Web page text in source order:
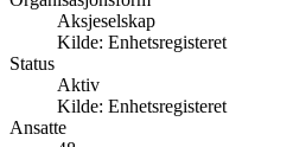
Aksjeselskap
Kilde: Enhetsregisteret
Status
Aktiv
Kilde: Enhetsregisteret
Ansatte